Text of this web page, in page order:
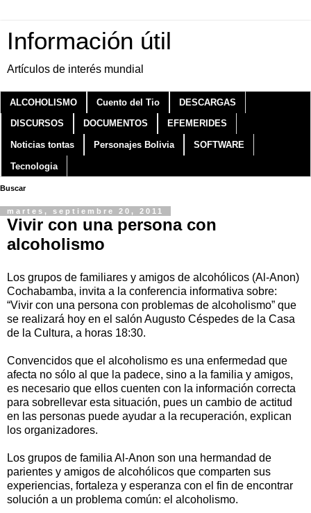
Información útil
Artículos de interés mundial
ALCOHOLISMO Cuento del Tio DESCARGAS
DISCURSOS DOCUMENTOS EFEMERIDES
Noticias tontas Personajes Bolivia SOFTWARE
Tecnologia
Buscar
martes, septiembre 20, 2011
Vivir con una persona con
alcoholismo
Los grupos de familiares y amigos de alcohólicos (Al-Anon)
Cochabamba, invita a la conferencia informativa sobre:
“Vivir con una persona con problemas de alcoholismo” que
se realizará hoy en el salón Augusto Céspedes de la Casa
de la Cultura, a horas 18:30.
Convencidos que el alcoholismo es una enfermedad que
afecta no sólo al que la padece, sino a la familia y amigos,
es necesario que ellos cuenten con la información correcta
para sobrellevar esta situación, pues un cambio de actitud
en las personas puede ayudar a la recuperación, explican
los organizadores.
Los grupos de familia Al-Anon son una hermandad de
parientes y amigos de alcohólicos que comparten sus
experiencias, fortaleza y esperanza con el fin de encontrar
solución a un problema común: el alcoholismo.